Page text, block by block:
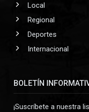
Local
Regional
Deportes
Internacional
BOLETÍN
¡Suscríbete a nuestra